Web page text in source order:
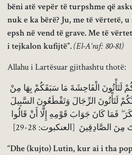
bëni atë vepër të turpshme që
nuk e ka bërë? Ju, me të vërtetë,
epsh në vend të grave. Me të
i tejkalon kufijtë”.(El-A‘raf: 80-81)
Allahu i Lartësuar gjithashtu thotë:
لَتَأْتُونَ الْفَاحِشَةَ مَا سَبَقَكُمْ بِهَا مِنْ
مِنَ الْعَالَمِينَ ۝ أَئِنَّكُمْ لَتَأْتُونَ الرِّجَالَ وَتَقْطَعُونَ السَّبِيلَ
فَمَا كَانَ جَوَابَ قَوْمِهِ إِلَّا أَنْ قَالُوا
الصَّادِقِينَ [العنكبوت: 28-29]
“Dhe (kujto) Lutin, kur ai i tha